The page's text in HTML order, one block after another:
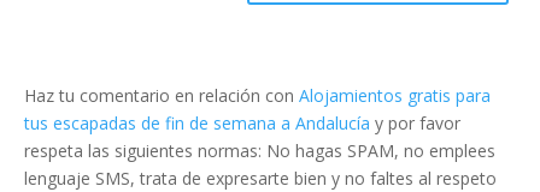
Haz tu comentario en relación con Alojamientos gratis para
tus escapadas de fin de semana a Andalucía y por favor
respeta las siguientes normas: No hagas SPAM, no emplees
lenguaje SMS, trata de expresarte bien y no faltes al respeto